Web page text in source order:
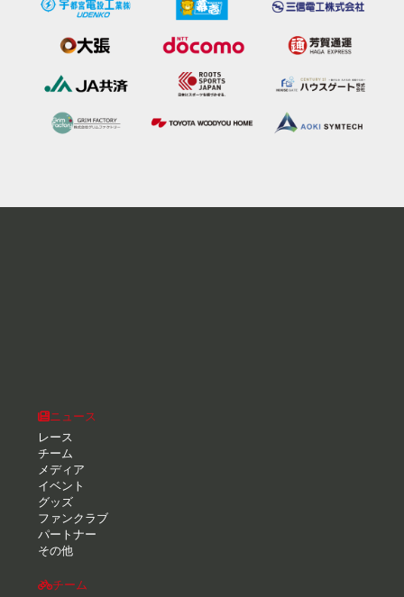
ニュース
レース
チーム
メディア
イベント
グッズ
ファンクラブ
パートナー
その他
チーム